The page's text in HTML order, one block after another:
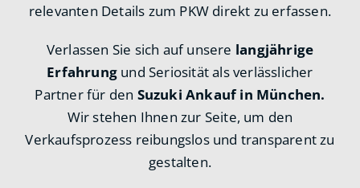
relevanten Details zum PKW direkt zu erfassen.
Verlassen Sie sich auf unsere langjährige
Erfahrung und Seriosität als verlässlicher
Partner für den Suzuki Ankauf in München.
Wir stehen Ihnen zur Seite, um den
Verkaufsprozess reibungslos und transparent zu
gestalten.